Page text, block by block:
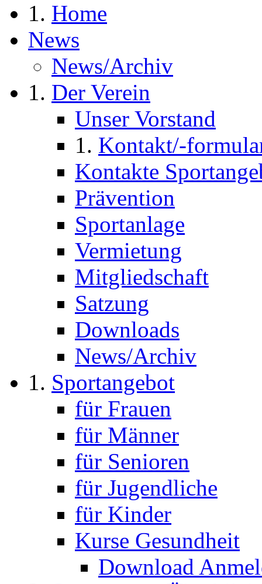
Home
News
News/Archiv
Der Verein
Unser Vorstand
Kontakt/-
Kontakte
Prävention
Sportanlage
Vermietung
Mitgliedschaft
Satzung
Downloads
News/Archiv
Sportangebot
für Frauen
für Männer
für Senioren
für Jugendliche
für Kinder
Kurse Gesundheit
Download